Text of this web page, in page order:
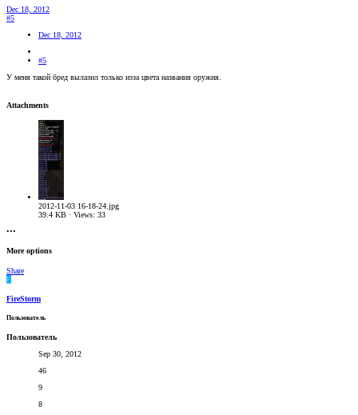
Dec 18, 2012
#5
Dec 18, 2012
#5
У меня такой бред вылазил только изза цвета названия оружия.
Attachments
2012-11-03 16-18-24.jpg
39.4 KB · Views: 33
•••
More options
Share
F
FireStorm
Пользователь
Пользователь
Sep 30, 2012
46
9
8